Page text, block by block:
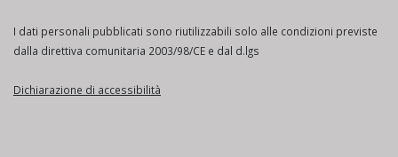
I dati personali pubblicati sono riutilizzabili solo alle condizioni previste
dalla direttiva comunitaria 2003/98/CE e dal d.lgs
Dichiarazione di accessibilità